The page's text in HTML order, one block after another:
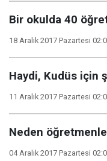
Bir okulda 40
18 Aralık 2017 Pazartesi
Haydi, Kudüs için
11 Aralık 2017 Pazartesi
Neden
04 Aralık 2017 Pazartesi